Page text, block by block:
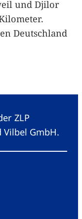
und Djilor
Deutschland
ZLP
GmbH.